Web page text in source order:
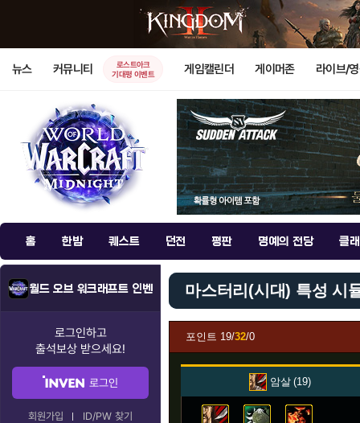
뉴스 커뮤니티
로스트아크
기대평 이벤트
게임캘린더 게이머존 라이브/
홈 한밤 퀘스트 던전 평판 명예의 전당 클
월드 오브 워크래프트 인벤
로그인하고
출석보상 받으세요!
로그인
회원가입 ID/PW 찾기
마스터리(시대) 특성 시
포인트 19/32/0
암살 19